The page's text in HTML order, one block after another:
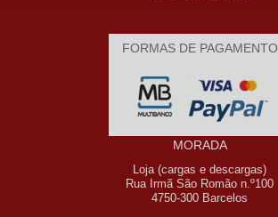
FORMAS DE PAGAMENTO
MORADA
Loja (cargas e descargas)
Rua Irmã São Romão n.º100
4750-300 Barcelos